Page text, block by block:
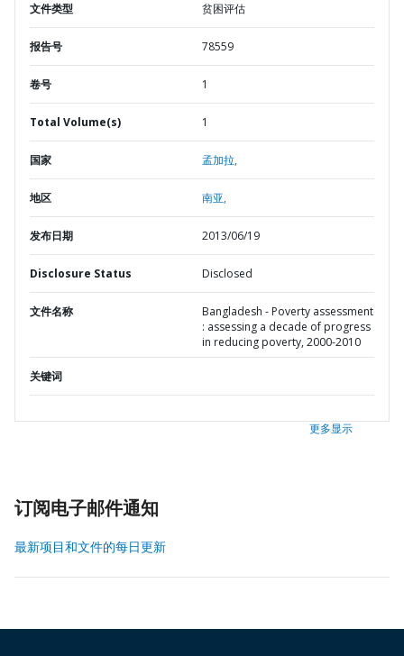
文件类型 贫困评估
报告号 78559
卷号 1
Total Volume(s) 1
国家 孟加拉,
地区 南亚,
发布日期 2013/06/19
Disclosure Status Disclosed
文件名称
Bangladesh - Poverty assessment
: assessing a decade of progress
in reducing poverty, 2000-2010
关键词
更多显示
订阅电子邮件通知
最新项目和文件的每日更新